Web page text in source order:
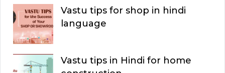
c
h
f
o
r
Vastu tips for shop in hindi
language
Vastu tips in Hindi for home